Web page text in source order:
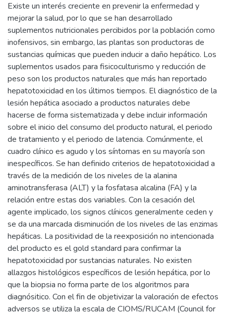
Existe un interés creciente en prevenir la enfermedad y
mejorar la salud, por lo que se han desarrollado
suplementos nutricionales percibidos por la población como
inofensivos, sin embargo, las plantas son productoras de
sustancias químicas que pueden inducir a daño hepático. Los
suplementos usados para fisicoculturismo y reducción de
peso son los productos naturales que más han reportado
hepatotoxicidad en los últimos tiempos. El diagnóstico de la
lesión hepática asociado a productos naturales debe
hacerse de forma sistematizada y debe incluir información
sobre el inicio del consumo del producto natural, el periodo
de tratamiento y el periodo de latencia. Comúnmente, el
cuadro clínico es agudo y los síntomas en su mayoría son
inespecíficos. Se han definido criterios de hepatotoxicidad a
través de la medición de los niveles de la alanina
aminotransferasa (ALT) y la fosfatasa alcalina (FA) y la
relación entre estas dos variables. Con la cesación del
agente implicado, los signos clínicos generalmente ceden y
se da una marcada disminución de los niveles de las enzimas
hepáticas. La positividad de la reexposición no intencionada
del producto es el gold standard para confirmar la
hepatotoxicidad por sustancias naturales. No existen
allazgos histológicos específicos de lesión hepática, por lo
que la biopsia no forma parte de los algoritmos para
diagnósitico. Con el fin de objetivizar la valoración de efectos
adversos se utiliza la escala de CIOMS/RUCAM (Council for